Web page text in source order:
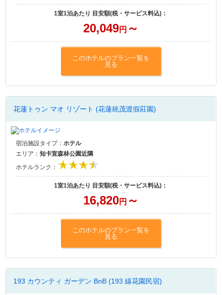
1室1泊あたり 目安額(税・サービス料込)：
20,049円 ～
このホテルのプラン一覧を
見る
花蓮トゥン マオ リゾート (花蓮統茂渡假莊園)
宿泊施設タイプ：ホテル
エリア：知卡宣森林公園近隣
ホテルランク：
1室1泊あたり 目安額(税・サービス料込)：
16,820円 ～
このホテルのプラン一覧を
見る
193 カウンティ ガーデン BnB (193 線花園民宿)